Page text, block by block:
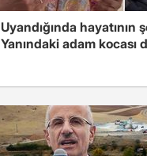
Uyandığında hayatının
Yanındaki adam kocası